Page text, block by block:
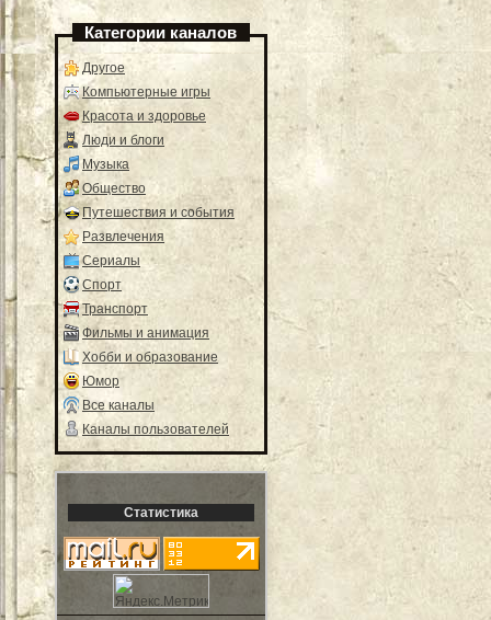
Категории каналов
Другое
Компьютерные игры
Красота и здоровье
Люди и блоги
Музыка
Общество
Путешествия и события
Развлечения
Сериалы
Спорт
Транспорт
Фильмы и анимация
Хобби и образование
Юмор
Все каналы
Каналы пользователей
Статистика